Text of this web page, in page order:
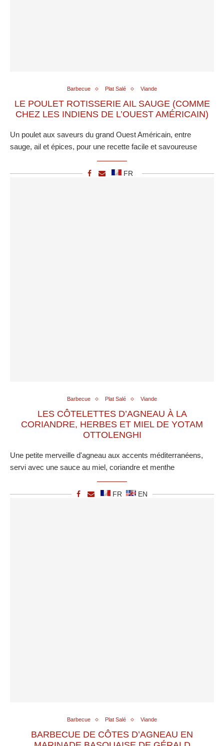
Barbecue Plat Salé Viande
LE POULET ROTISSERIE AIL SAUGE (COMME
CHEZ LES INDIENS DE L’OUEST AMÉRICAIN)
Un poulet aux saveurs du grand Ouest Américain, entre
sauge, ail et épices, pour une recette facile et savoureuse
FR
Barbecue Plat Salé Viande
LES CÔTELETTES D’AGNEAU À LA
CORIANDRE, HERBES ET MIEL DE YOTAM
OTTOLENGHI
Une petite merveille d'agneau aux accents méditerranéens,
servi avec une sauce au miel, coriandre et menthe
FR EN
Barbecue Plat Salé Viande
BARBECUE DE CÔTES D’AGNEAU EN